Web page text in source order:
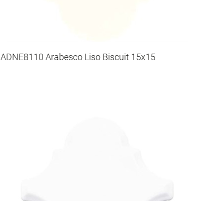
ADNE8110 Arabesco Liso Biscuit 15x15